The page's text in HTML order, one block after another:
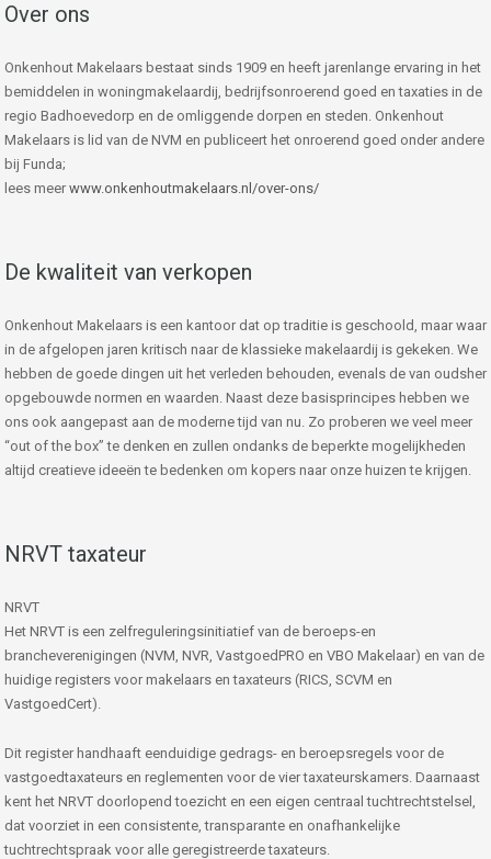
Over ons
Onkenhout Makelaars bestaat sinds 1909 en heeft jarenlange ervaring in het
bemiddelen in woningmakelaardij, bedrijfsonroerend goed en taxaties in de
regio Badhoevedorp en de omliggende dorpen en steden. Onkenhout
Makelaars is lid van de NVM en publiceert het onroerend goed onder andere
bij Funda;
lees meer www.onkenhoutmakelaars.nl/over-ons/
De kwaliteit van verkopen
Onkenhout Makelaars is een kantoor dat op traditie is geschoold, maar waar
in de afgelopen jaren kritisch naar de klassieke makelaardij is gekeken. We
hebben de goede dingen uit het verleden behouden, evenals de van oudsher
opgebouwde normen en waarden. Naast deze basisprincipes hebben we
ons ook aangepast aan de moderne tijd van nu. Zo proberen we veel meer
“out of the box” te denken en zullen ondanks de beperkte mogelijkheden
altijd creatieve ideeën te bedenken om kopers naar onze huizen te krijgen.
NRVT taxateur
NRVT
Het NRVT is een zelfreguleringsinitiatief van de beroeps-en
brancheverenigingen (NVM, NVR, VastgoedPRO en VBO Makelaar) en van de
huidige registers voor makelaars en taxateurs (RICS, SCVM en
VastgoedCert).
Dit register handhaaft eenduidige gedrags- en beroepsregels voor de
vastgoedtaxateurs en reglementen voor de vier taxateurskamers. Daarnaast
kent het NRVT doorlopend toezicht en een eigen centraal tuchtrechtstelsel,
dat voorziet in een consistente, transparante en onafhankelijke
tuchtrechtspraak voor alle geregistreerde taxateurs.